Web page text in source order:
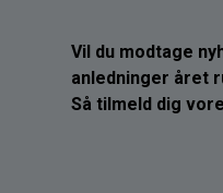
Vil du modtage
anledninger året
Så tilmeld dig